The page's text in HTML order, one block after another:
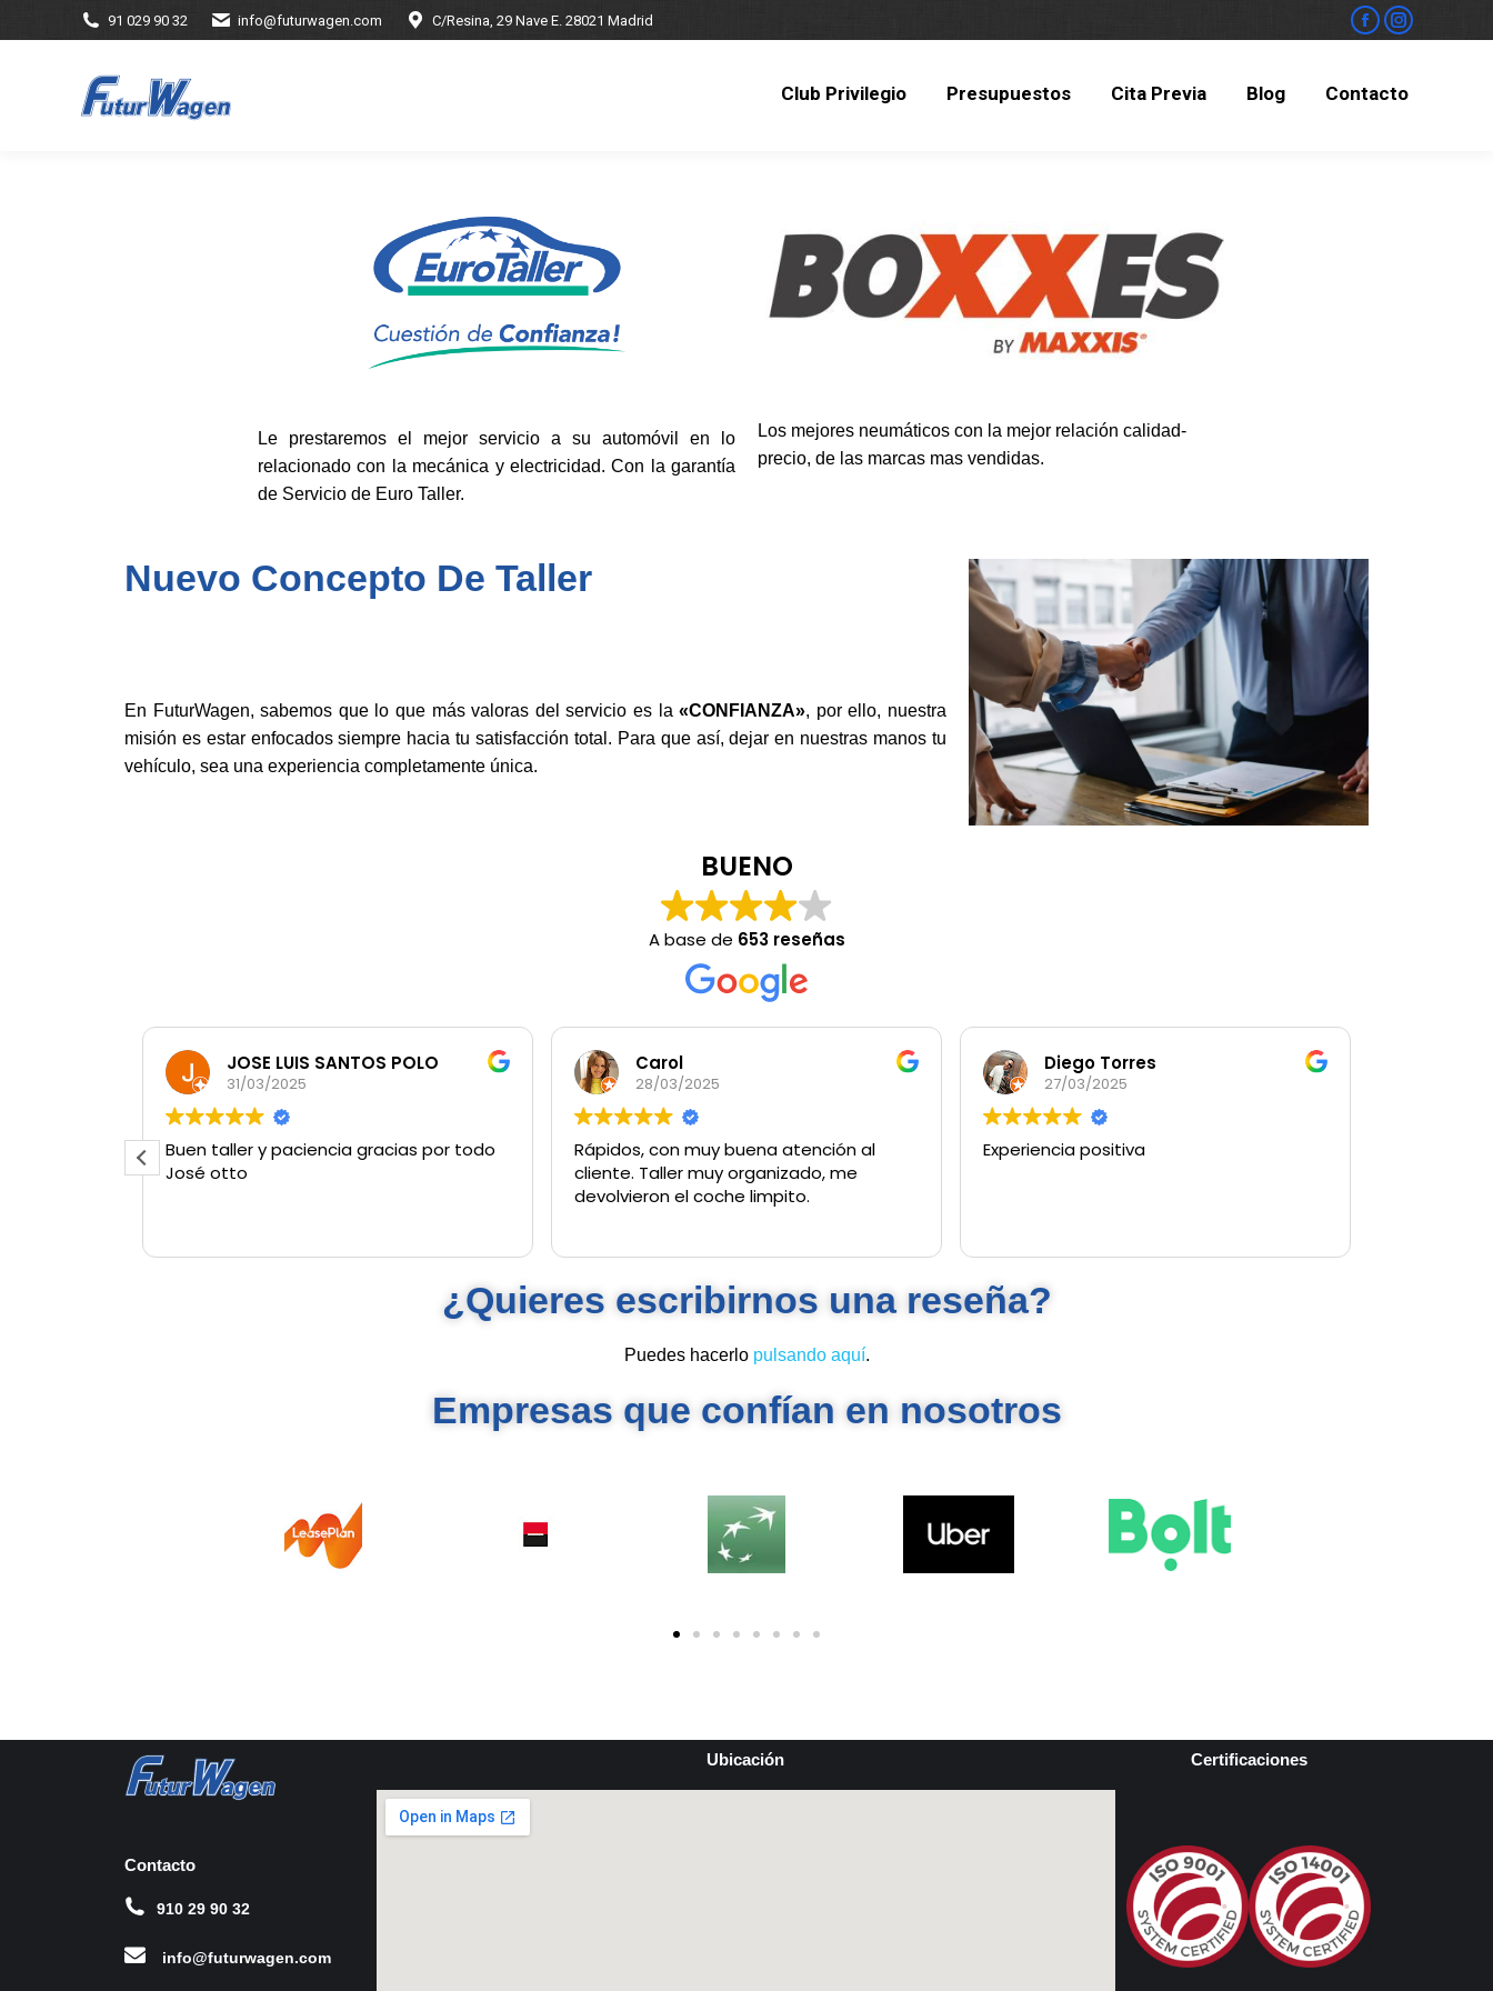
91 029 90 32 info@futurwagen.com C/Resina, 29 Nave E. 28021 Madrid
Club Privilegio Presupuestos Cita Previa Blog Contacto
Le prestaremos el mejor servicio a su automóvil en lo
relacionado con la mecánica y electricidad. Con la garantía
de Servicio de Euro Taller.
Los mejores neumáticos con la mejor relación calidad-
precio, de las marcas mas vendidas.
Nuevo Concepto De Taller
En FuturWagen, sabemos que lo que más valoras del servicio es la«CONFIANZA», por ello, nuestra
misión es estar enfocados siempre hacia tu satisfacción total. Para que así, dejar en nuestras manos tu
vehículo, sea una experiencia completamente única.
BUENO
A base de 653 reseñas
JOSE LUIS SANTOS POLO
31/03/2025
Buen taller y paciencia gracias por todo
José otto
Carol
28/03/2025
Rápidos, con muy buena atención al
cliente. Taller muy organizado, me
devolvieron el coche limpito.
Diego Torres
27/03/2025
Experiencia positiva
¿Quieres escribirnos una reseña?
Puedes hacerlo pulsando aquí.
Empresas que confían en nosotros
Contacto
910 29 90 32
info@futurwagen.com
Ubicación Certificaciones
Contacto